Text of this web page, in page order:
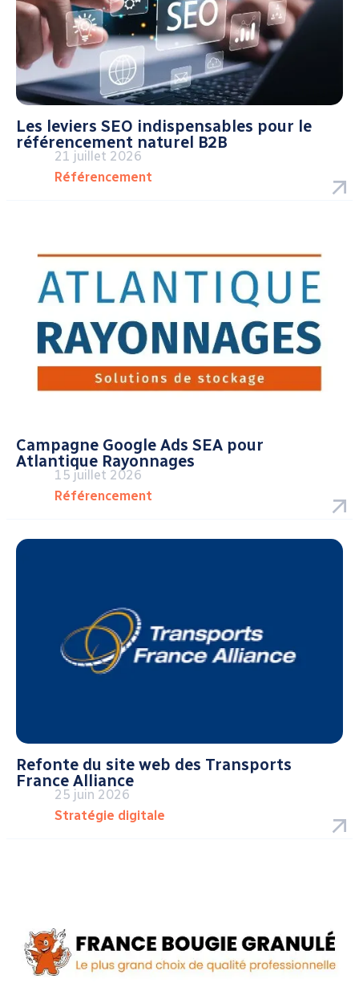
Les leviers SEO indispensables pour le
référencement naturel B2B
21 juillet 2026
Référencement
Campagne Google Ads SEA pour
Atlantique Rayonnages
15 juillet 2026
Référencement
Refonte du site web des Transports
France Alliance
25 juin 2026
Stratégie digitale